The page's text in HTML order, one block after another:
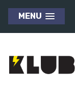
MENU